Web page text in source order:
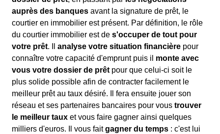
auprès des banques avant la signature de prêt, le
courtier en immobilier est présent. Par définition, le rôle
du courtier immobilier est de s'occuper de tout pour
votre prêt. Il analyse votre situation financière pour
connaître votre capacité d'emprunt puis il monte avec
vous votre dossier de prêt pour que celui-ci soit le
plus solide possible afin de contracter facilement le
meilleur prêt au taux désiré. Il fera ensuite jouer son
réseau et ses partenaires bancaires pour vous trouver
le meilleur taux et vous faire gagner ainsi quelques
milliers d'euros. Il vous faitgagner du temps : c'est lui